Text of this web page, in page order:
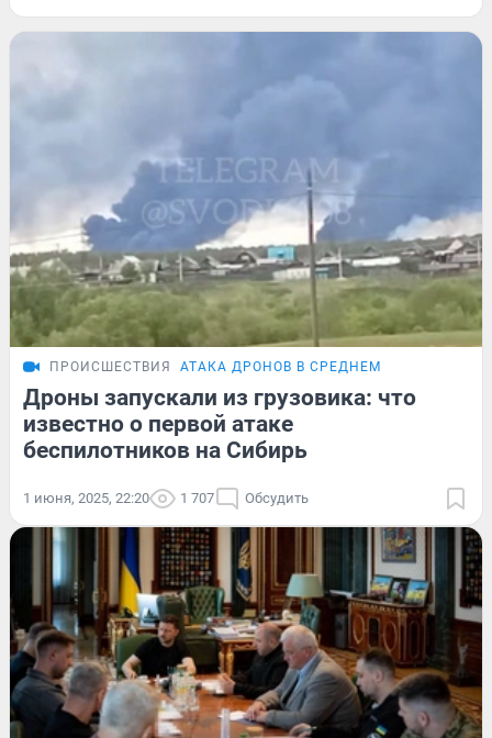
ПРОИСШЕСТВИЯ АТАКА ДРОНОВ В СРЕДНЕМ
Дроны запускали из грузовика: что
известно о первой атаке
беспилотников на Сибирь
1 июня, 2025, 22:20 1 707 Обсудить